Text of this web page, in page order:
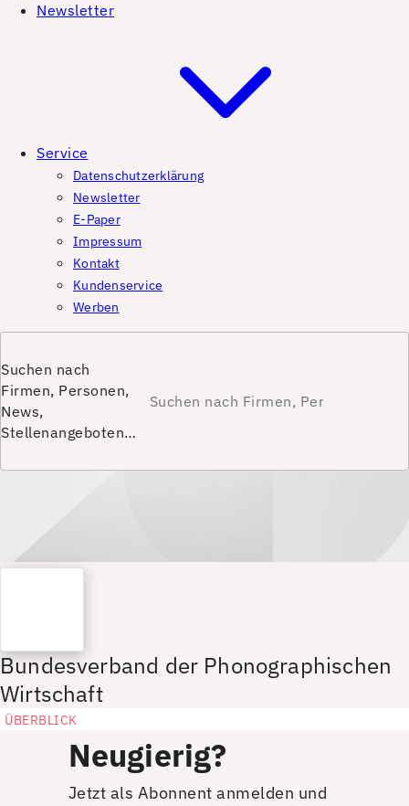
Newsletter
Service
Datenschutzerklärung
Newsletter
E-Paper
Impressum
Kontakt
Kundenservice
Werben
Suchen nach
Firmen, Personen,
News,
Stellenangeboten…
Bundesverband der Phonographischen
Wirtschaft
ÜBERBLICK
Neugierig?
Jetzt als Abonnent anmelden und